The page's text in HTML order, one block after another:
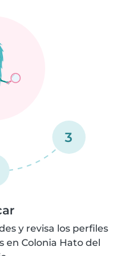
3
y revisa los perfiles
en Colonia Hato del